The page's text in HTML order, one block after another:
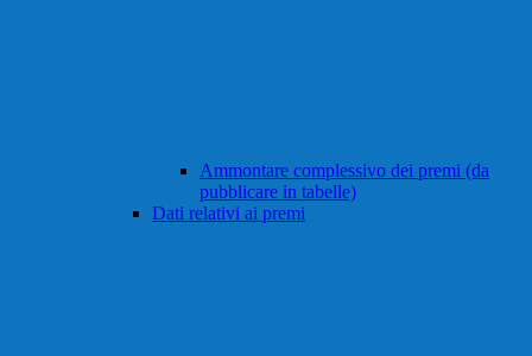
Ammontare complessivo dei premi (da
pubblicare in tabelle)
Dati relativi ai premi